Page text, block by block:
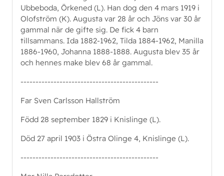
Ubbeboda, Örkened (L). Han dog den 4 mars 1919 i
Olofström (K). Augusta var 28 år och Jöns var 30 år
gammal när de gifte sig. De fick 4 barn
tillsammans. Ida 1882-1962, Tilda 1884-1962, Manilla
1886-1960, Johanna 1888-1888. Augusta blev 35 år
och hennes make blev 68 år gammal.
----------------------------------------------
Far Sven Carlsson Hallström
Född 28 september 1829 i Knislinge (L).
Död 27 april 1903 i Östra Olinge 4, Knislinge (L).
----------------------------------------------